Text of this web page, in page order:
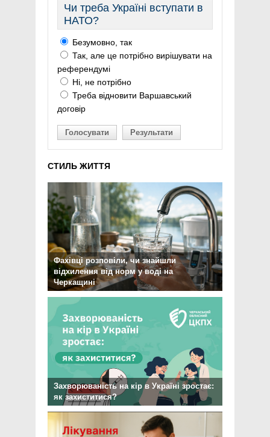
Чи треба Україні вступати в
НАТО?
Безумовно, так
Так, але це потрібно вирішувати на
референдумі
Ні, не потрібно
Треба відновити Варшавський
договір
Голосувати Результати
СТИЛЬ ЖИТТЯ
Фахівці розповіли, чи знайшли
відхилення від норм у воді на
Черкащині
Захворюваність на кір в Україні зростає:
як захиститися?